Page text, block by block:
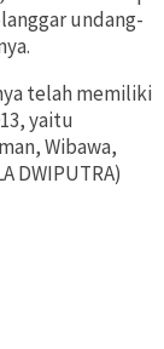
undang-
telah memiliki
yaitu
Wibawa,
DWIPUTRA)